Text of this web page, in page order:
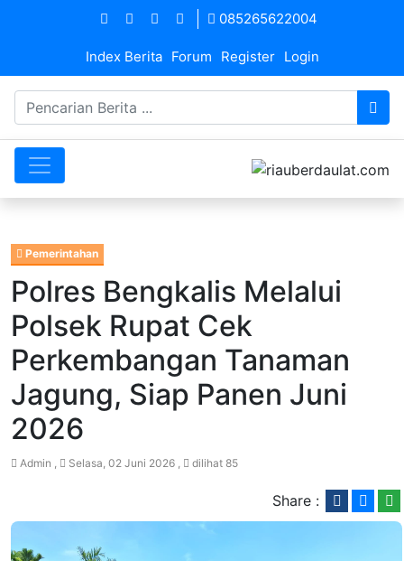
085265622004
Index Berita Forum Register Login
Pemerintahan
Polres Bengkalis Melalui
Polsek Rupat Cek
Perkembangan Tanaman
Jagung, Siap Panen Juni
2026
Admin , Selasa, 02 Juni 2026 , dilihat 85
Share :